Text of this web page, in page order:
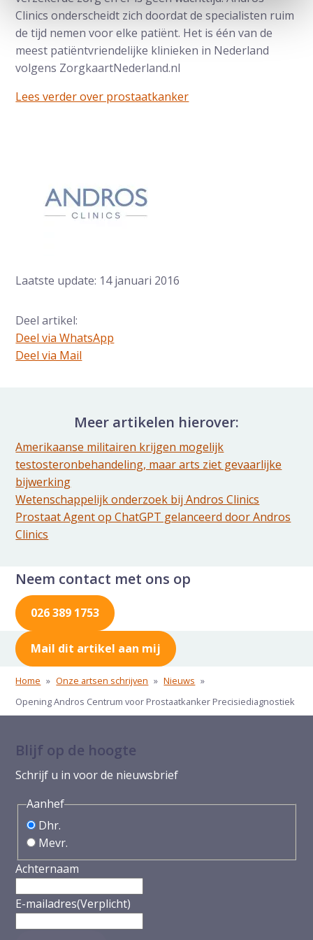
Clinics onderscheidt zich doordat de specialisten ruim
de tijd nemen voor elke patiënt. Het is één van de
meest patiëntvriendelijke klinieken in Nederland
volgens ZorgkaartNederland.nl
Lees verder over prostaatkanker
Laatste update: 14 januari 2016
Deel artikel:
Deel via WhatsApp
Deel dit via Whatsapp
Deel via Mail
Meer artikelen hierover:
Amerikaanse militairen krijgen mogelijk
testosteronbehandeling, maar arts ziet gevaarlijke
bijwerking
Wetenschappelijk onderzoek bij Andros Clinics
Prostaat Agent op ChatGPT gelanceerd door Andros
Clinics
Neem contact met ons op
026 389 1753
Mail dit artikel aan mij
Home » Onze artsen schrijven » Nieuws »
Opening Andros Centrum voor Prostaatkanker Precisiediagnostiek
Blijf op de hoogte
Schrijf u in voor de nieuwsbrief
Aanhef
Dhr.
Mevr.
Achternaam
E-mailadres(Verplicht)